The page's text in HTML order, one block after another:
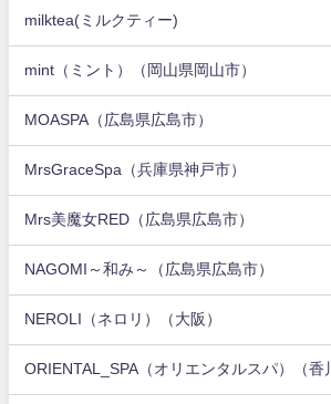
milktea(ミルクティー)
mint（ミント）（岡山県岡山市）
MOASPA（広島県広島市）
MrsGraceSpa（兵庫県神戸市）
Mrs美魔女RED（広島県広島市）
NAGOMI～和み～（広島県広島市）
NEROLI（ネロリ）（大阪）
ORIENTAL_SPA（オリエンタルスパ）（香